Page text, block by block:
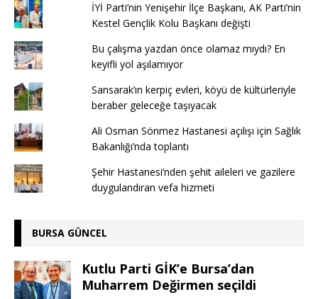
İYİ Parti’nin Yenişehir İlçe Başkanı, AK Parti’nin
Kestel Gençlik Kolu Başkanı değişti
Bu çalışma yazdan önce olamaz mıydı? En
keyifli yol aşılamıyor
Sansarak’ın kerpiç evleri, köyü de kültürleriyle
beraber geleceğe taşıyacak
Ali Osman Sönmez Hastanesi açılışı için Sağlık
Bakanlığı’nda toplantı
Şehir Hastanesi’nden şehit aileleri ve gazilere
duygulandıran vefa hizmeti
BURSA GÜNCEL
Kutlu Parti GİK’e Bursa’dan
Muharrem Değirmen seçildi